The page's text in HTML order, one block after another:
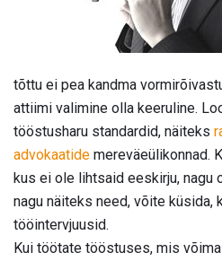
tõttu ei pea kandma
attiimi valimine olla keeruline.
tööstusharu standardid, näiteks
advokaatide mereväeülikonnad.
kus ei ole lihtsaid eeskirju, nagu
nagu näiteks need, võite küsida,
tööintervjuusid.
Kui töötate tööstuses, mis